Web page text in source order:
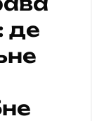
де